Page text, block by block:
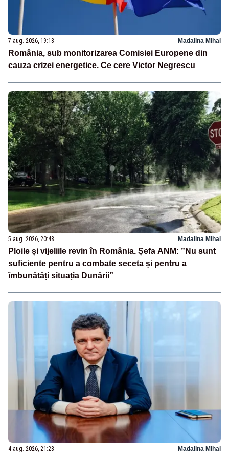
7 aug. 2026, 19:18 Madalina Mihai
România, sub monitorizarea Comisiei Europene din
cauza crizei energetice. Ce cere Victor Negrescu
5 aug. 2026, 20:48 Madalina Mihai
Ploile și vijeliile revin în România. Șefa ANM: ”Nu sunt
suficiente pentru a combate seceta și pentru a
îmbunătăți situația Dunării”
4 aug. 2026, 21:28 Madalina Mihai